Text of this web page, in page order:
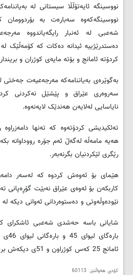
نووسینگە ئایەتۆڵڵا سیستانی لە
نووسینگەکەوە سەبارەت بە
شەعبی لە ئەنبار رایگەیاندووە
دەستدرێژییە ئیدانە دەکات کە کۆمەڵێک
کردۆتە ئامانج و بۆتە مایەی کوژران و
بەگوێرەی بەیاننامەکە مەرجەعیەت جەختی
سەروەری عێراق و پێشێل نەکردنی
نایاسایی لەلایەن هەندێک لایەنەوە.
تەئکیدیشی کردۆتەوە کە تەنها
هەیە مامەڵە لەگەڵ ئەم جۆرە رووداوانە
رێگری لێکردنیان بگرنەبەر.
هێمای بۆ ئەوەش کردوە کە لەسەر
کاربکەن بۆ ئەوەی عێراق نەبێت گۆڕەپانی
نێودەوڵەوتی و دەستوەردانی ئەوانی دیکە لە
شایانی باسە حەشدی شەعبی ئاشکرای
ئامانج 25 کەس کوژراون و 51ی دیکەش بریندار بوون.
کۆدی هەواڵنێر: 60113